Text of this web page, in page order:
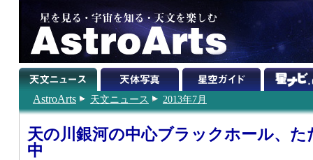
AstroArts 天文ニュース 2013年7月
天の川銀河の中心ブラックホール、
中